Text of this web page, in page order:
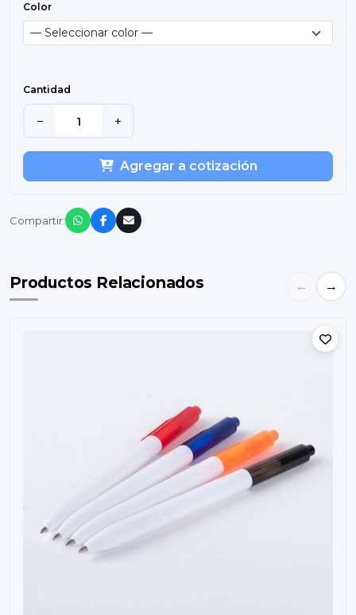
Color
Cantidad
− +
Agregar a cotización
Compartir:
Productos Relacionados ← →